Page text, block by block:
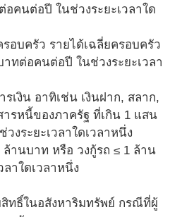
คนต่อปี ในช่วงระยะเวลาใด
อบครัว รายได้เฉลี่ยครอบครัว
ทต่อคนต่อปี ในช่วงระยะเวลา
เงิน อาทิเช่น เงินฝาก, สลาก,
รหนี้ของภาครัฐ ที่เกิน 1 แสน
งระยะเวลาใดเวลาหนึ่ง
านบาท หรือ วงกู้รถ ≤ 1 ล้าน
าใดเวลาหนึ่ง
สิทธิ์ในอสังหาริมทรัพย์ กรณีที่ผู้